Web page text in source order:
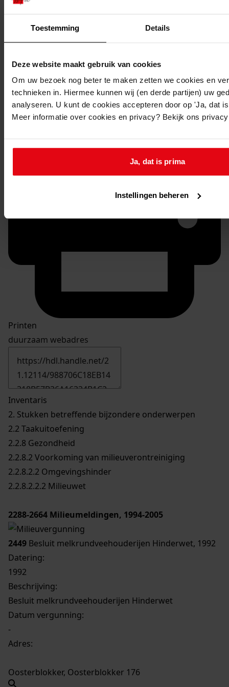
Toestemming Details
Deze website maakt gebruik van cookies
Om uw bezoek nog beter te maken zetten we cookies en
technieken in. Hiermee kunnen wij (en derde partijen) uw
analyseren. U kunt de cookies accepteren door op 'Ja, dat
Meer informatie over cookies en privacy? Bekijk ons
Ja, dat is prima
Instellingen beheren
Doorsturen per email
Printen
duurzaam webadres
Inventaris
2. Stukken betreffende bijzondere onderwerpen
2.2 Taakuitoefening
2.2.8 Gezondheid
2.2.8.2 Voorkoming van milieuverontreiniging
2.2.8.2.2 Omgevingshinder
2.2.8.2.2.2 Milieuwet
2288-2664 Milieumeldingen, 1994-2005
2449 Besluit melkrundveehouderijen Hinderwet, 1992
Datering:
1992
Beschrijving:
Besluit melkrundveehouderijen Hinderwet
Datum vergunning:
-
Adres:
Oosterblokker, Oosterblokker 176